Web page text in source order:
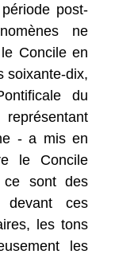
post-
ne
Concile en
soixante-dix,
du
- a mis en
le Concile
ce sont des
devant ces
les tons
les